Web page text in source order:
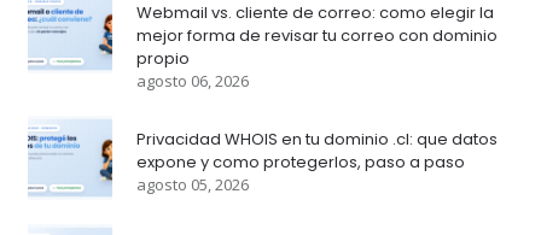
Webmail vs. cliente de correo: como elegir la
mejor forma de revisar tu correo con dominio
propio
agosto 06, 2026
Privacidad WHOIS en tu dominio .cl: que datos
expone y como protegerlos, paso a paso
agosto 05, 2026